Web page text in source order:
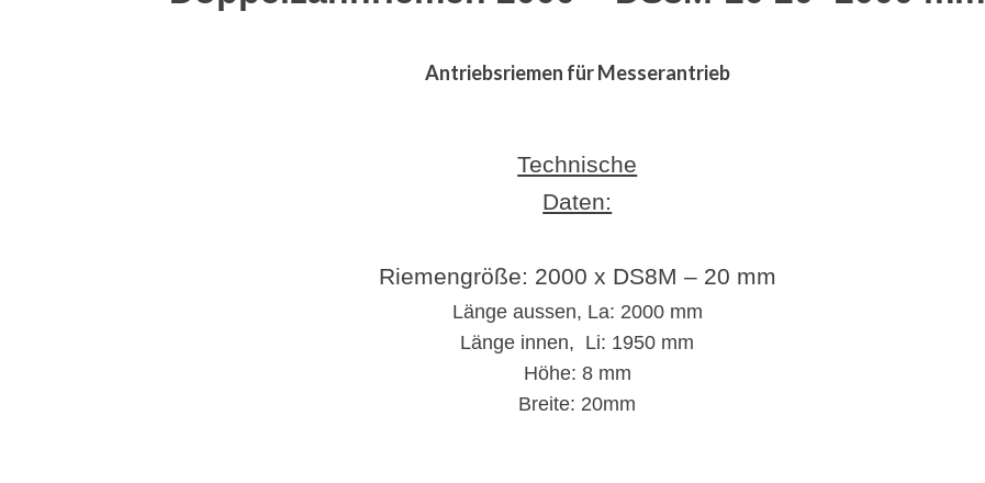
Antriebsriemen für Messerantrieb
Technische
Daten:
Riemengröße: 2000 x DS8M – 20 mm
Länge aussen, La: 2000 mm
Länge innen, Li: 1950 mm
Höhe: 8 mm
Breite: 20mm